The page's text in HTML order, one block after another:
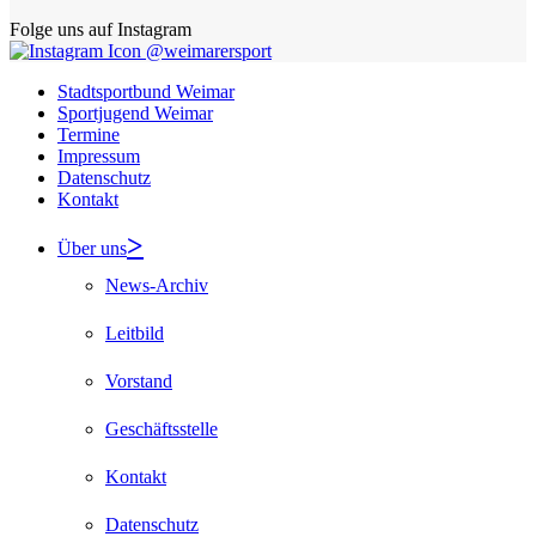
Folge uns auf Instagram
@weimarersport
Stadtsportbund Weimar
Sportjugend Weimar
Termine
Impressum
Datenschutz
Kontakt
Über uns
News-Archiv
Leitbild
Vorstand
Geschäftsstelle
Kontakt
Datenschutz